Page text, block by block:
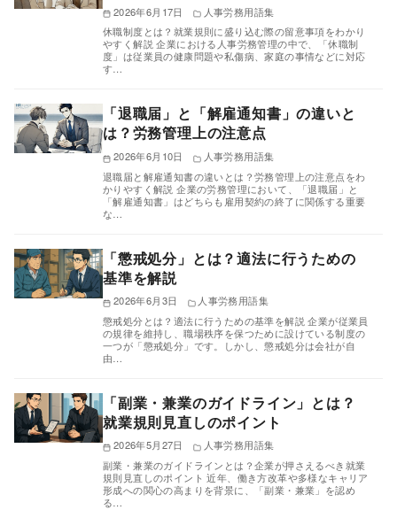
2026年6月17日
人事労務用語集
休職制度とは？就業規則に盛り込む際の留意事項をわかり
やすく解説 企業における人事労務管理の中で、「休職制
度」は従業員の健康問題や私傷病、家庭の事情などに対応
す…
「退職届」と「解雇通知書」の違いと
は？労務管理上の注意点
2026年6月10日
人事労務用語集
退職届と解雇通知書の違いとは？労務管理上の注意点をわ
かりやすく解説 企業の労務管理において、「退職届」と
「解雇通知書」はどちらも雇用契約の終了に関係する重要
な…
「懲戒処分」とは？適法に行うための
基準を解説
2026年6月3日
人事労務用語集
懲戒処分とは？適法に行うための基準を解説 企業が従業員
の規律を維持し、職場秩序を保つために設けている制度の
一つが「懲戒処分」です。しかし、懲戒処分は会社が自
由…
「副業・兼業のガイドライン」とは？
就業規則見直しのポイント
2026年5月27日
人事労務用語集
副業・兼業のガイドラインとは？企業が押さえるべき就業
規則見直しのポイント 近年、働き方改革や多様なキャリア
形成への関心の高まりを背景に、「副業・兼業」を認め
る…